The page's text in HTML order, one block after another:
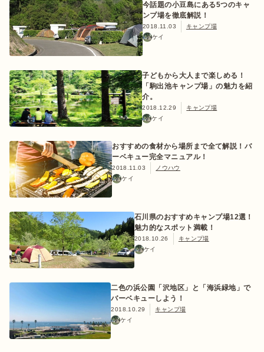
今話題の小豆島にある5つのキャ
ンプ場を徹底解説！
2018.11.03
キャンプ場
ケイ
子どもから大人まで楽しめる！
「駒出池キャンプ場」の魅力を紹
介。
2018.12.29
キャンプ場
ケイ
おすすめの食材から場所まで全て解説！バ
ーベキュー完全マニュアル！
2018.11.03
ノウハウ
ケイ
石川県のおすすめキャンプ場12選！
魅力的なスポット満載！
2018.10.26
キャンプ場
ケイ
二色の浜公園「沢地区」と「海浜緑地」で
バーベキューしよう！
2018.10.29
キャンプ場
ケイ